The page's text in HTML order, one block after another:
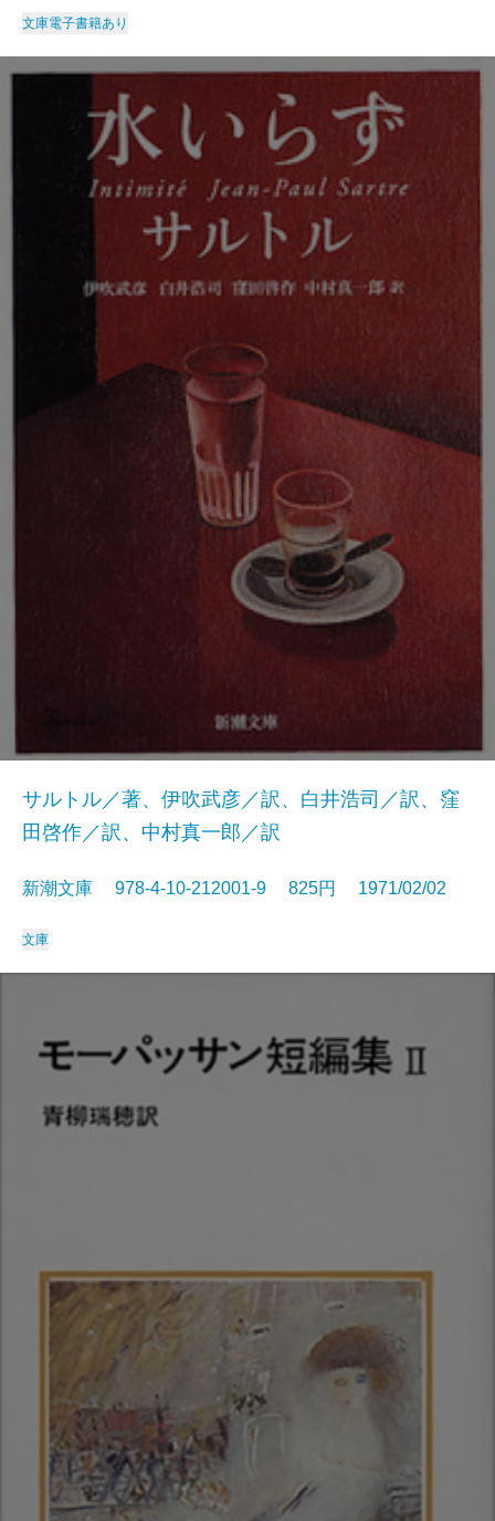
文庫電子書籍あり
サルトル／著、伊吹武彦／訳、白井浩司／訳、窪
田啓作／訳、中村真一郎／訳
新潮文庫 978-4-10-212001-9 825円 1971/02/02
文庫